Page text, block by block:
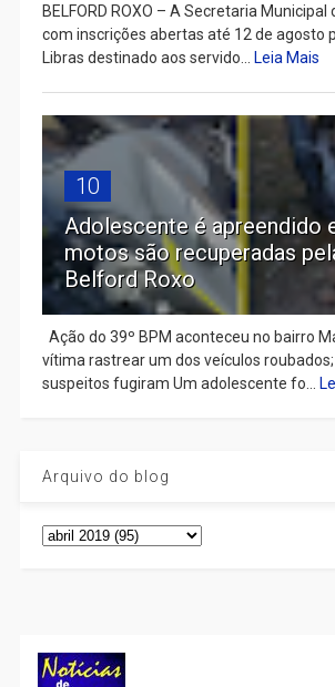
BELFORD ROXO – A Secretaria
com inscrições abertas até 12 de agosto
Libras destinado aos servido...
Leia Mais
10
Adolescente é apreendido
motos são recuperadas
Belford Roxo
Ação do 39º BPM aconteceu no bairro
vítima rastrear um dos veículos
suspeitos fugiram Um adolescente fo...
Arquivo do blog